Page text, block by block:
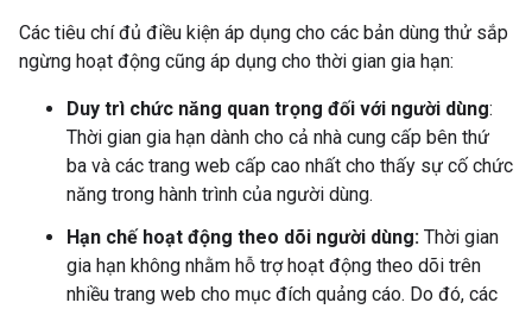
Các tiêu chí đủ điều kiện áp dụng cho các bản dùng thử sắp
ngừng hoạt động cũng áp dụng cho thời gian gia hạn:
Duy trì chức năng quan trọng đối với người dùng:
Thời gian gia hạn dành cho cả nhà cung cấp bên thứ
ba và các trang web cấp cao nhất cho thấy sự cố chức
năng trong hành trình của người dùng.
Hạn chế hoạt động theo dõi người dùng: Thời gian
gia hạn không nhằm hỗ trợ hoạt động theo dõi trên
nhiều trang web cho mục đích quảng cáo. Do đó, các